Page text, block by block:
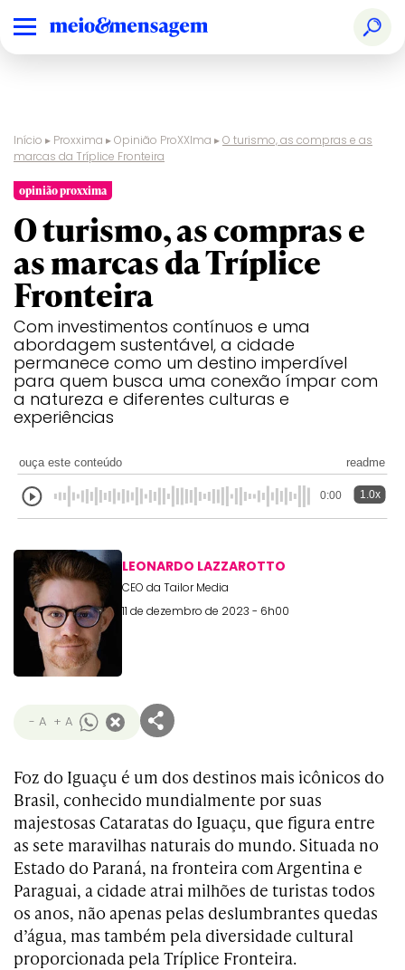
Início ▸ Proxxima ▸Opinião ProXXIma ▸O turismo, as compras e as
marcas da Tríplice Fronteira
opinião proxxima
O turismo, as compras e
as marcas da Tríplice
Fronteira
Com investimentos contínuos e uma
abordagem sustentável, a cidade
permanece como um destino imperdível
para quem busca uma conexão ímpar com
a natureza e diferentes culturas e
experiências
ouça este conteúdo readme
0:00 1.0x
LEONARDO LAZZAROTTO
CEO da Tailor Media
11 de dezembro de 2023 - 6h00
- A + A
Foz do Iguaçu é um dos destinos mais icônicos do
Brasil, conhecido mundialmente por suas
majestosas Cataratas do Iguaçu, que figura entre
as sete maravilhas naturais do mundo. Situada no
Estado do Paraná, na fronteira com Argentina e
Paraguai, a cidade atrai milhões de turistas todos
os anos, não apenas pelas deslumbrantes quedas
d’água, mas também pela diversidade cultural
proporcionada pela Tríplice Fronteira.